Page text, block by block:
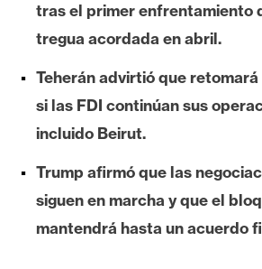
I
A
A
n
á
l
tras el primer enfrentamiento
tregua acordada en abril.
Teherán advirtió que
si las FDI continúan sus
incluido Beirut.
Trump afirmó que las
siguen en marcha y que el
mantendrá hasta un acuerdo